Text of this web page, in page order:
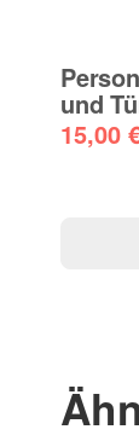
und
15,00